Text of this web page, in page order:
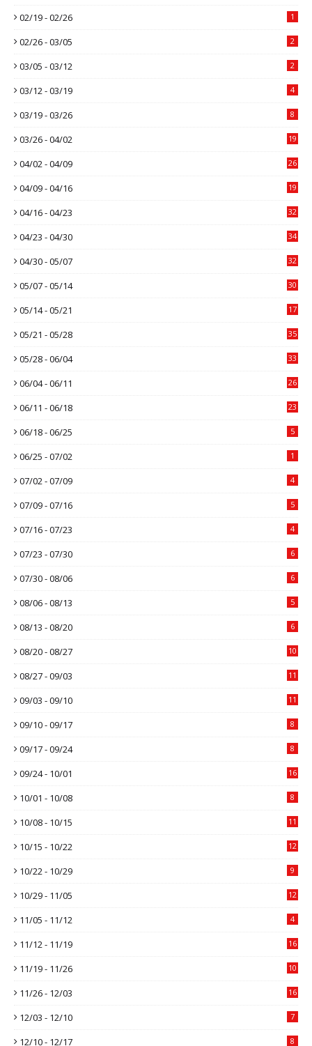
02/19 - 02/26 1
02/26 - 03/05 2
03/05 - 03/12 2
03/12 - 03/19 4
03/19 - 03/26 8
03/26 - 04/02 19
04/02 - 04/09 26
04/09 - 04/16 19
04/16 - 04/23 32
04/23 - 04/30 34
04/30 - 05/07 32
05/07 - 05/14 30
05/14 - 05/21 17
05/21 - 05/28 35
05/28 - 06/04 33
06/04 - 06/11 26
06/11 - 06/18 23
06/18 - 06/25 5
06/25 - 07/02 1
07/02 - 07/09 4
07/09 - 07/16 5
07/16 - 07/23 4
07/23 - 07/30 6
07/30 - 08/06 6
08/06 - 08/13 5
08/13 - 08/20 6
08/20 - 08/27 10
08/27 - 09/03 11
09/03 - 09/10 11
09/10 - 09/17 8
09/17 - 09/24 8
09/24 - 10/01 16
10/01 - 10/08 8
10/08 - 10/15 11
10/15 - 10/22 12
10/22 - 10/29 9
10/29 - 11/05 12
11/05 - 11/12 4
11/12 - 11/19 16
11/19 - 11/26 10
11/26 - 12/03 16
12/03 - 12/10 7
12/10 - 12/17 8